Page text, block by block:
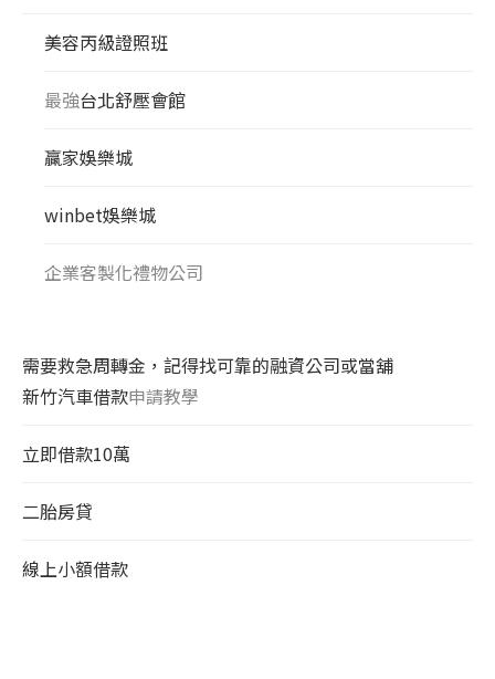
美容丙級證照班
最強台北舒壓會館
贏家娛樂城
winbet娛樂城
企業客製化禮物公司
需要救急周轉金，記得找可靠的融資公司或當舖
新竹汽車借款申請教學
立即借款10萬
二胎房貸
線上小額借款